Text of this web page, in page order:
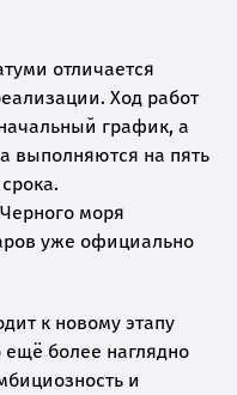
отличается
Ход работ
график, а
выполняются на пять
моря
уже официально
к новому этапу
ещё более наглядно
и